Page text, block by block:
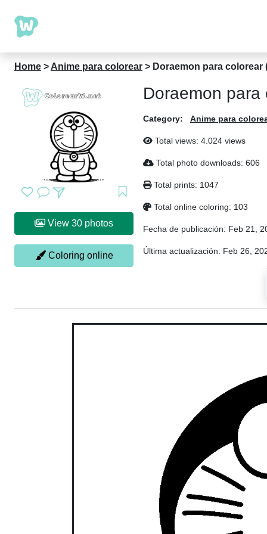
Home > Anime para colorear > Doraemon para
View 30 photos
Coloring online
Doraemon para
Category: Anime para
Total views: 4.024 views
Total photo downloads: 606
Total prints: 1047
Total online coloring: 103
Fecha de publicación: Feb 21,
Última actualización: Feb 26,